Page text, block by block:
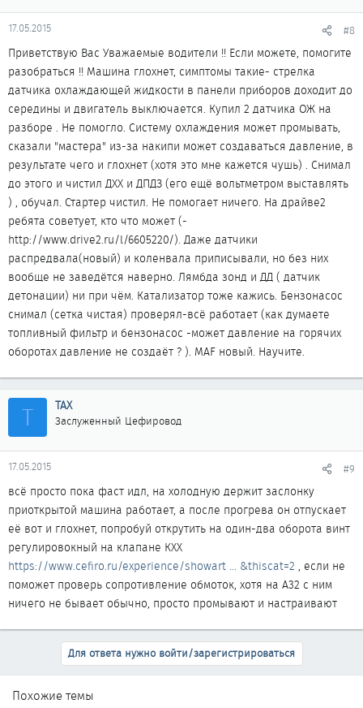
17.05.2015 #8
Приветствую Вас Уважаемые водители !! Если можете, помогите
разобраться !! Машина глохнет, симптомы такие- стрелка
датчика охлаждающей жидкости в панели приборов доходит до
середины и двигатель выключается. Купил 2 датчика ОЖ на
разборе . Не помогло. Систему охлаждения может промывать,
сказали "мастера" из-за накипи может создаваться давление, в
результате чего и глохнет (хотя это мне кажется чушь) . Снимал
до этого и чистил ДХХ и ДПДЗ (его ещё вольтметром выставлять
) , обучал. Стартер чистил. Не помогает ничего. На драйве2
ребята советует, кто что может (-
http://www.drive2.ru/l/6605220/). Даже датчики
распредвала(новый) и коленвала приписывали, но без них
вообще не заведётся наверно. Лямбда зонд и ДД ( датчик
детонации) ни при чём. Катализатор тоже кажись. Бензонасос
снимал (сетка чистая) проверял-всё работает (как думаете
топливный фильтр и бензонасос -может давление на горячих
оборотах давление не создаёт ? ). MAF новый. Научите.
Т ТАХ
Заслуженный Цефировод
17.05.2015 #9
всё просто пока фаст идл, на холодную держит заслонку
приоткрытой машина работает, а после прогрева он отпускает
её вот и глохнет, попробуй открутить на один-два оборота винт
регулировокный на клапане КХХ
https://www.cefiro.ru/experience/showart ... &thiscat=2 , если не
поможет проверь сопротивление обмоток, хотя на А32 с ним
ничего не бывает обычно, просто промывают и настраивают
Для ответа нужно войти/зарегистрироваться
Похожие темы